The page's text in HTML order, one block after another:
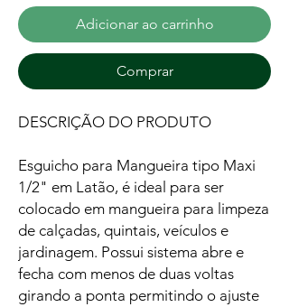
Adicionar ao carrinho
Comprar
DESCRIÇÃO DO PRODUTO
Esguicho para Mangueira tipo Maxi
1/2" em Latão, é ideal para ser
colocado em mangueira para limpeza
de calçadas, quintais, veículos e
jardinagem. Possui sistema abre e
fecha com menos de duas voltas
girando a ponta permitindo o ajuste